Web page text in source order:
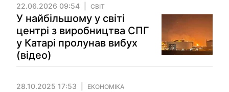
22.06.2026 09:54 СВІТ
У найбільшому у світі
центрі з виробництва СПГ
у Катарі пролунав вибух
(відео)
28.10.2025 17:53 ЕКОНОМІКА